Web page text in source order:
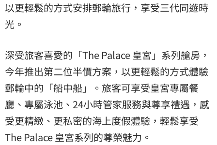
以更輕鬆的方式安排郵輪旅行，享受三代同遊時
光。
深受旅客喜愛的「The Palace 皇宮」系列艙房，
今年推出第二位半價方案，以更輕鬆的方式體驗
郵輪中的「船中船」。旅客可享受皇宮專屬餐
廳、專屬泳池、24小時管家服務與尊享禮遇，感
受更精緻、更私密的海上度假體驗，輕鬆享受
The Palace 皇宮系列的尊榮魅力。